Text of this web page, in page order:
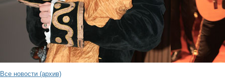
Все новости (архив)